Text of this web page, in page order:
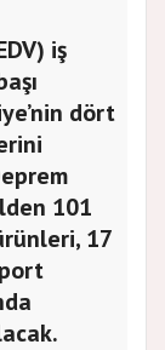
iş
dört
101
17